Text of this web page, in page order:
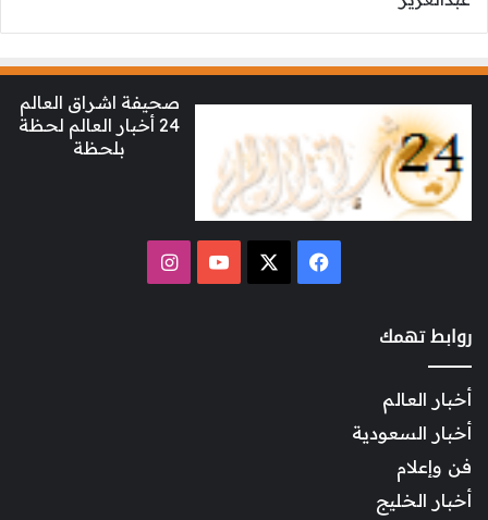
صحيفة اشراق العالم
24 أخبار العالم لحظة
بلحظة
فيسبوك ‫YouTubeانستقرام
روابط تهمك
أخبار العالم
أخبار السعودية
فن وإعلام
أخبار الخليج